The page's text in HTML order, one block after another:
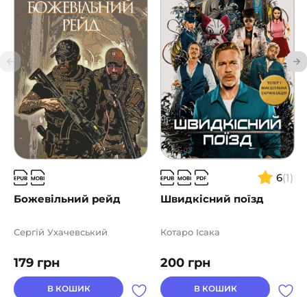
Божевільний рейд
179 грн
Сергій Ухачевський
В КОШИК
6(1)
Швидкісний поїзд
200 грн
Котаро Ісака
В КОШИК